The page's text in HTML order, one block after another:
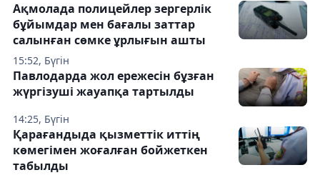
15:52, Бүгін
Ақмолада полицейлер зергерлік
бұйымдар мен бағалы заттар
салынған сөмке ұрлығын ашты
14:25, Бүгін
Павлодарда жол ережесін бұзған
жүргізуші жауапқа тартылды
Қарағандыда қызметтік иттің
көмегімен жоғалған бойжеткен
табылды